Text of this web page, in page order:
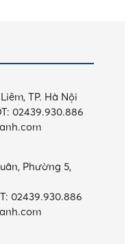
TP. Hà Nội
02439.930.886
Phường 5,
02439.930.886